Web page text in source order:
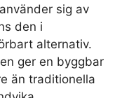
sig av
den i
alternativ.
ger en byggbar
än traditionella